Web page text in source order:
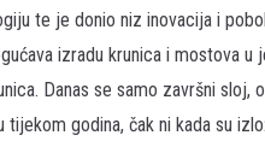
te je donio niz inovacija i
izradu krunica i mostova u
Danas se samo završni sloj,
godina, čak ni kada su